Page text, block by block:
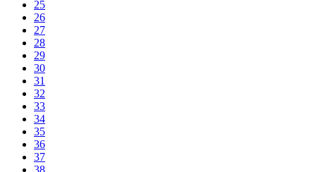
25
26
27
28
29
30
31
32
33
34
35
36
37